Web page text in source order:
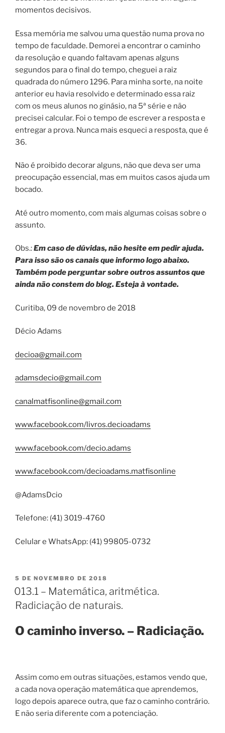
momentos decisivos.
Essa memória me salvou uma questão numa prova no
tempo de faculdade. Demorei a encontrar o caminho
da resolução e quando faltavam apenas alguns
segundos para o final do tempo, cheguei a raiz
quadrada do número 1296. Para minha sorte, na noite
anterior eu havia resolvido e determinado essa raiz
com os meus alunos no ginásio, na 5ª série e não
precisei calcular. Foi o tempo de escrever a resposta e
entregar a prova. Nunca mais esqueci a resposta, que é
36.
Não é proibido decorar alguns, não que deva ser uma
preocupação essencial, mas em muitos casos ajuda um
bocado.
Até outro momento, com mais algumas coisas sobre o
assunto.
Obs.:Em caso de dúvidas, não hesite em pedir ajuda.
Para isso são os canais que informo logo abaixo.
Também pode perguntar sobre outros assuntos que
ainda não constem do blog. Esteja à vontade.
Curitiba, 09 de novembro de 2018
Décio Adams
decioa@gmail.com
adamsdecio@gmail.com
canalmatfisonline@gmail.com
www.facebook.com/livros.decioadams
www.facebook.com/decio.adams
www.facebook.com/decioadams.matfisonline
@AdamsDcio
Telefone: (41) 3019-4760
Celular e WhatsApp: (41) 99805-0732
PUBLICADO
EM
5 DE NOVEMBRO DE 2018
013.1 – Matemática, aritmética.
Radiciação de naturais.
O caminho inverso. – Radiciação.
Assim como em outras situações, estamos vendo que,
a cada nova operação matemática que aprendemos,
logo depois aparece outra, que faz o caminho contrário.
E não seria diferente com a potenciação.